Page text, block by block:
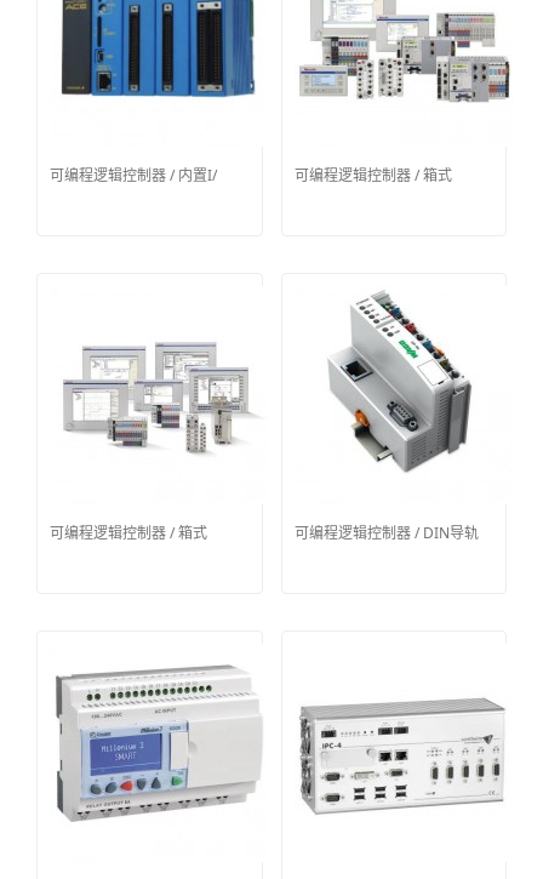
可编程逻辑控制器 / 内置I/ 可编程逻辑控制器 / 箱式
可编程逻辑控制器 / 箱式 可编程逻辑控制器 / DIN导轨